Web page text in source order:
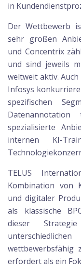
in
Der Wettbewerb
sehr großen
und Concentrix
und sind jeweils
weltweit aktiv.
Infosys
spezifischen
spezialisierte
internen KI-
TELUS
Kombination von
und digitaler
als klassische
dieser
wettbewerbsfähig
erfordert als ein